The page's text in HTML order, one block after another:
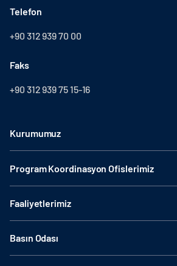
Telefon
+90 312 939 70 00
Faks
+90 312 939 75 15-16
Kurumumuz
Program Koordinasyon Ofislerimiz
Faaliyetlerimiz
Basın Odası